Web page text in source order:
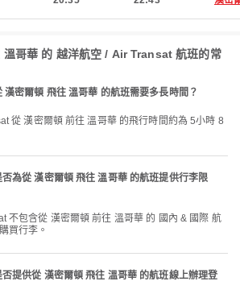
溫哥華 的 越洋航空 / Air Transat 航班的常
密爾頓 飛往 溫哥華 的航班需要多長時間？
為從 漢密爾頓 飛往 溫哥華 的航班提供行李限
買行李。
提供從 漢密爾頓 飛往 溫哥華 的航班線上辦理登